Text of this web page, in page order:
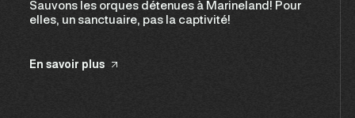
Sauvons les orques détenues à Marineland! Pour
elles, un sanctuaire, pas la captivité!
En savoir plus